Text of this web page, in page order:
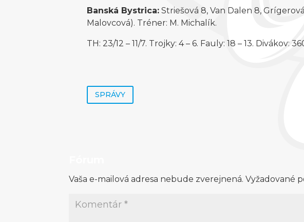
Banská Bystrica: Striešová 8, Van Dalen 8,
Malovcová). Tréner: M. Michalík.
TH: 23/12 – 11/7. Trojky: 4 – 6. Fauly: 18 – 13. Divákov:
SPRÁVY
Vaša e-mailová adresa nebude zverejnená. Vyžadované